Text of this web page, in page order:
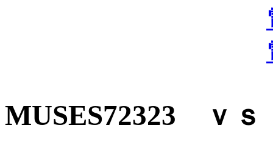
MUSES72323 ｖ